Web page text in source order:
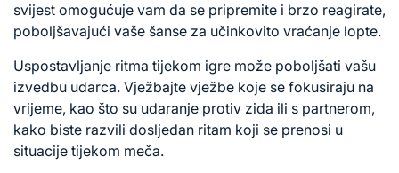
svijest omogućuje vam da se pripremite i brzo reagirate,
poboljšavajući vaše šanse za učinkovito vraćanje lopte.
Uspostavljanje ritma tijekom igre može poboljšati vašu
izvedbu udarca. Vježbajte vježbe koje se fokusiraju na
vrijeme, kao što su udaranje protiv zida ili s partnerom,
kako biste razvili dosljedan ritam koji se prenosi u
situacije tijekom meča.